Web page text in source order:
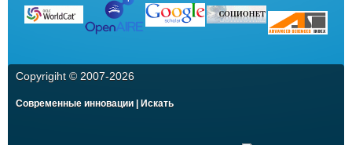
Copyrigiht © 2007-2026
Современные инновации | Искать